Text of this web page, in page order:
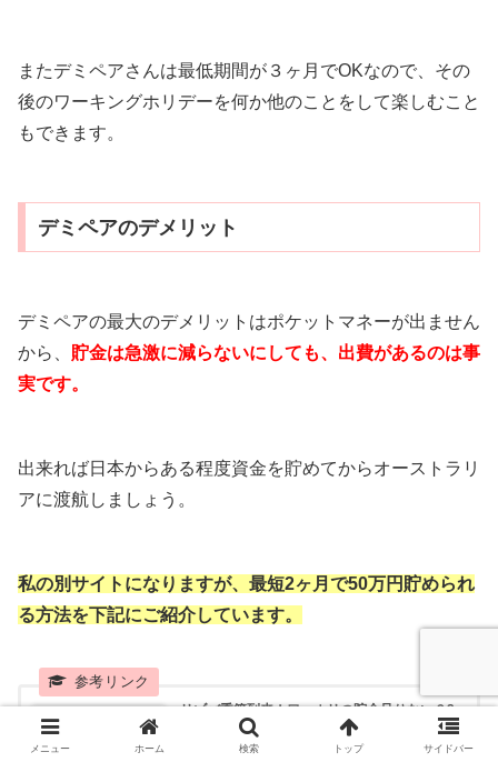
またデミペアさんは最低期間が３ヶ月でOKなので、その
後のワーキングホリデーを何か他のことをして楽しむこと
もできます。
デミペアのデメリット
デミペアの最大のデメリットはポケットマネーが出ません
から、 貯金は急激に減らないにしても、出費があるのは事
実です。
出来れば日本からある程度資金を貯めてからオーストラリ
アに渡航しましょう。
私の別サイトになりますが、最短2ヶ月で50万円貯められ
る方法を下記にご紹介しています。
リゾバ季節到来！ワーホリの貯金足りない？2
ヶ月で50万貯めるのも夢じゃないアルファリゾ
メニュー ホーム 検索 トップ サイドバー